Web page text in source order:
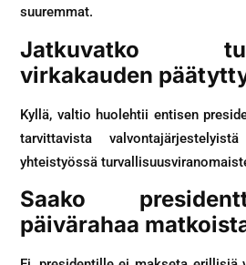
suuremmat.
Jatkuvatko
virkakauden
Kyllä, valtio huolehtii entisen
tarvittavista
yhteistyössä
Saako
päivärahaa